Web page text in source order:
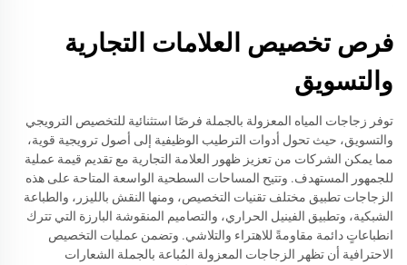
فرص تخصيص العلامات التجارية
والتسويق
توفر زجاجات المياه المعزولة بالجملة فرصًا استثنائية للتخصيص الترويجي
والتسويق، حيث تحول أدوات الترطيب الوظيفية إلى أصول ترويجية قوية،
مما يمكن الشركات من تعزيز ظهور العلامة التجارية مع تقديم قيمة عملية
للجمهور المستهدف. وتتيح المساحات السطحية الواسعة المتاحة على هذه
الزجاجات تطبيق مختلف تقنيات التخصيص، ومنها النقش بالليزر، والطباعة
الشبكية، وتطبيق الفينيل الحراري، والتصاميم المنقوشة البارزة التي تترك
انطباعاتٍ دائمة مقاومةً للاهتراء والتلاشي. وتضمن عمليات التخصيص
الاحترافية أن تظهر الزجاجات المعزولة المُباعة بالجملة الشعارات